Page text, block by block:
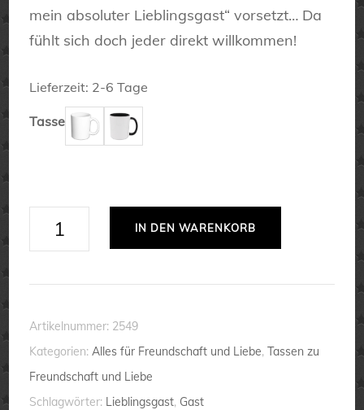
mein absoluter Lieblingsgast“ vorsetzt… Da
fühlt sich doch jeder direkt willkommen!
Lieferzeit: 2-6 Tage
Tasse
Lieblingsgast
-
Tasse
Menge
IN DEN WARENKORB
Artikelnummer: 2549
Kategorien:Alles für Freundschaft und Liebe,Tassen zu
Freundschaft und Liebe
Schlagwörter: Lieblingsgast, Gast